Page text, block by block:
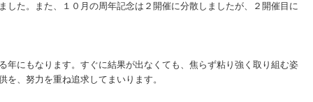
た。また、１０月の周年記念は２開催に分散しましたが、２開催目に
にもなります。すぐに結果が出なくても、焦らず粘り強く取り組む姿
、努力を重ね追求してまいります。